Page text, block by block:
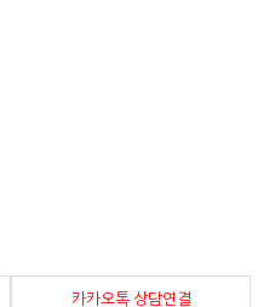
카카오톡 상담연결